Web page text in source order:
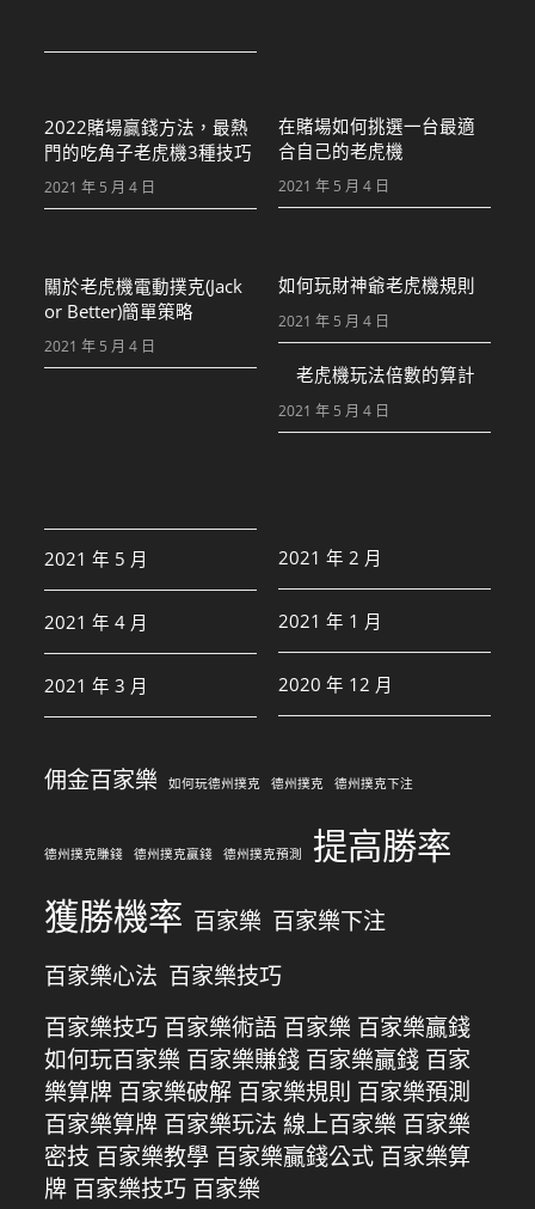
2022賭場贏錢方法，最熱
門的吃角子老虎機3種技巧
2021 年 5 月 4 日
關於老虎機電動撲克(Jack
or Better)簡單策略
2021 年 5 月 4 日
在賭場如何挑選一台最適
合自己的老虎機
2021 年 5 月 4 日
如何玩財神爺老虎機規則
2021 年 5 月 4 日
老虎機玩法倍數的算計
2021 年 5 月 4 日
2021 年 5 月
2021 年 4 月
2021 年 3 月
2021 年 2 月
2021 年 1 月
2020 年 12 月
佣金百家樂 如何玩德州撲克 德州撲克 德州撲克下注
德州撲克賺錢 德州撲克贏錢 德州撲克預測
提高勝率
獲勝機率 百家樂 百家樂下注
百家樂心法 百家樂技巧
百家樂技巧 百家樂術語 百家樂 百家樂贏錢
如何玩百家樂 百家樂賺錢 百家樂贏錢 百家
樂算牌 百家樂破解 百家樂規則 百家樂預測
百家樂算牌 百家樂玩法 線上百家樂 百家樂
密技 百家樂教學 百家樂贏錢公式 百家樂算
牌 百家樂技巧 百家樂